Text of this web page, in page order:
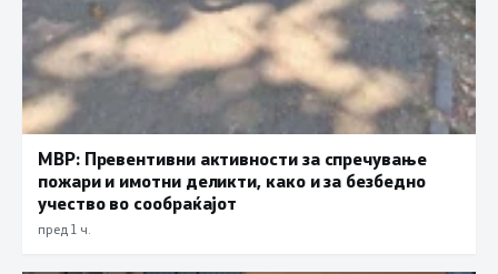
МВР: Превентивни активности за спречување
пожари и имотни деликти, како и за безбедно
учество во сообраќајот
пред 1 ч.